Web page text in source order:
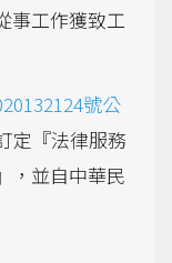
事工作獲致工
號公
定『法律服務
，並自中華民